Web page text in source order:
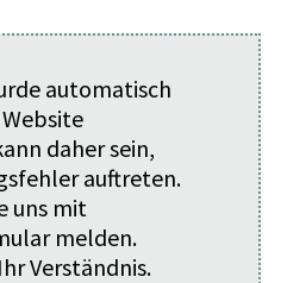
automatisch
daher sein,
auftreten.
uns mit
melden.
Verständnis.